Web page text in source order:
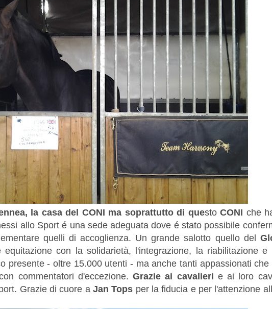
la casa del CONI ma soprattutto di questo CONI che
allo Sport é una sede adeguata dove é stato possibile
quelli di accoglienza. Un grande salotto quello del
con la solidarietà, l'integrazione, la riabilitazione e
presente - oltre 15.000 utenti - ma anche tanti appassionati che
commentatori d'eccezione.Grazie ai cavalieri e ai loro
Grazie di cuore a Jan Tops per la fiducia e per l'attenzione